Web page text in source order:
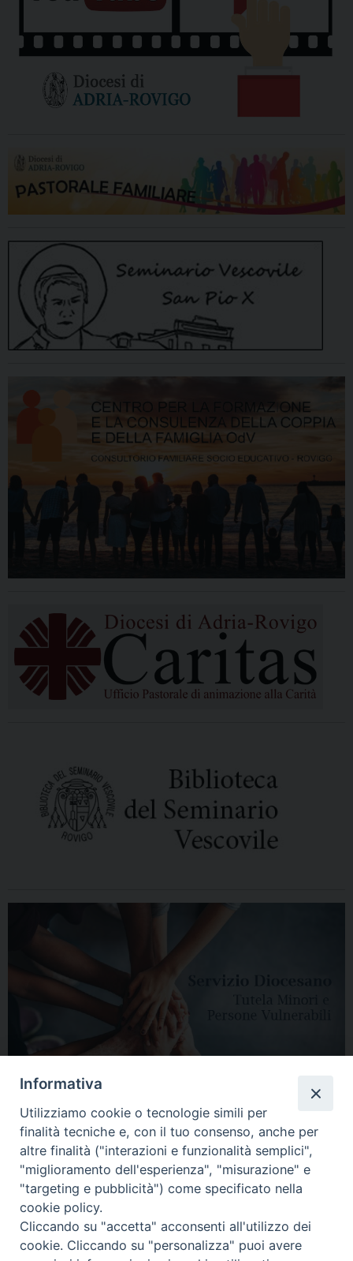
HOME DIOCESI VESCOVO CURIA VESCOVILE NEWS
APPUNTAMENTI CONTATTI SERVIZIO ANTENATI
Informativa
Utilizziamo cookie o tecnologie simili per
finalità tecniche e, con il tuo consenso, anche per
altre finalità ("interazioni e funzionalità semplici",
"miglioramento dell'esperienza", "misurazione" e
"targeting e pubblicità") come specificato nella
cookie policy.
Cliccando su "accetta" acconsenti all'utilizzo dei
cookie. Cliccando su "personalizza" puoi avere